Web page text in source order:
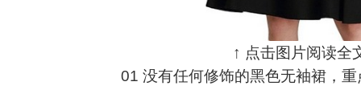
↑ 点击图片阅读全
01 没有任何修饰的黑色无袖裙，重